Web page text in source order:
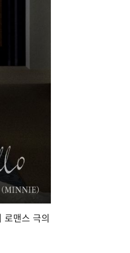
로맨스 극의